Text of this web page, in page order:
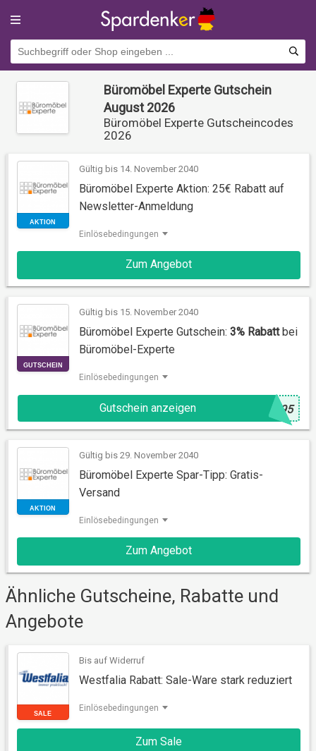
Büromöbel Experte Gutschein
August 2026
Büromöbel Experte Gutscheincodes
2026
Gültig bis 14. November 2040
Büromöbel Experte Aktion: 25€ Rabatt auf
Newsletter-Anmeldung
Einlösebedingungen
Zum Angebot
Gültig bis 15. November 2040
Büromöbel Experte Gutschein:3% Rabattbei
Büromöbel-Experte
Einlösebedingungen
Gutschein anzeigen @ 395
AKTION
Gültig bis 29. November 2040
Büromöbel Experte Spar-Tipp: Gratis-
Versand
Einlösebedingungen
Zum Angebot
Ähnliche Gutscheine, Rabatte und
Angebote
Bis auf Widerruf
Westfalia Rabatt: Sale-Ware stark reduziert
Einlösebedingungen
Zum Sale